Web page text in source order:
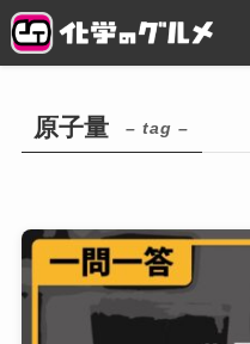
原子量 – tag –